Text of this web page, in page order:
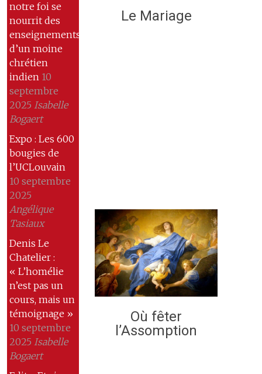
notre foi se
nourrit des
enseignements
d’un moine
chrétien
indien 10
septembre
2025 Isabelle
Bogaert
Expo : Les 600
bougies de
l’UCLouvain
10 septembre
2025
Angélique
Tasiaux
Denis Le
Chatelier :
« L’homélie
n’est pas un
cours, mais un
témoignage »
10 septembre
2025 Isabelle
Bogaert
Le Mariage
Où fêter
l’Assomption